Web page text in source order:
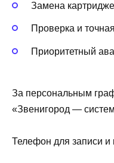
Замена
Проверка и
Приоритетный
За персональным
«Звенигород —
Телефон для записи и